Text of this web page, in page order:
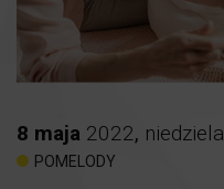
8 maja 2022, niedziela
POMELODY